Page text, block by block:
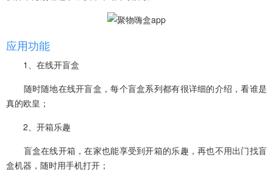
应用功能
1、在线开盲盒
随时随地在线开盲盒，每个盲盒系列都有很详细的介绍，看谁是
真的欧皇；
2、开箱乐趣
盲盒在线开箱，在家也能享受到开箱的乐趣，再也不用出门找盲
盒机器，随时用手机打开；